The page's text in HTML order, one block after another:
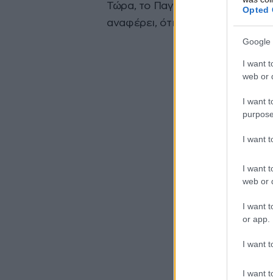
Opted
Google
I want
web or
I want
I want
I want
web or
I want
or app.
I want
I want
Τώρα, το Παγκόσμιο Ταμείο για
αναφέρει, ότι το συγκεκριμένο